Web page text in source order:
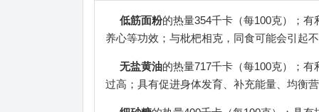
低筋面粉的热量354千卡（每100克）；
养心等功效；与枇杷相克，同食可能会引起
无盐黄油的热量717千卡（每100克）；
过高；具有促进身体发育、补充能量、均衡